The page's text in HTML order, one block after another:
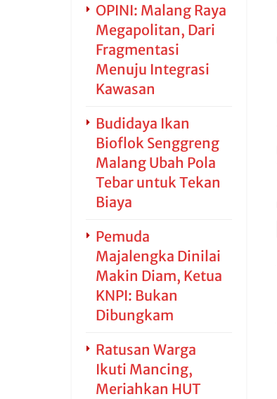
OPINI: Malang Raya
Megapolitan, Dari
Fragmentasi
Menuju Integrasi
Kawasan
Budidaya Ikan
Bioflok Senggreng
Malang Ubah Pola
Tebar untuk Tekan
Biaya
Pemuda
Majalengka Dinilai
Makin Diam, Ketua
KNPI: Bukan
Dibungkam
Ratusan Warga
Ikuti Mancing,
Meriahkan HUT